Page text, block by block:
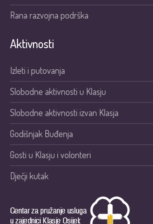
Rana razvojna podrška
Aktivnosti
Izleti i putovanja
Slobodne aktivnosti u Klasju
Slobodne aktivnosti izvan Klasja
Godišnjak Buđenja
Gosti u Klasju i volonteri
Dječji kutak